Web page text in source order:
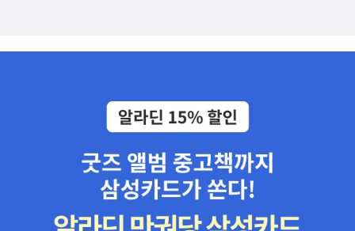
에 대해 심오하고도 세속적인 접근을 통해 다양한 논쟁거리를 제공해
온 저자의 신작. 한때 승려였고 이제는 재가불자이자 수행자로서 불
교와 붓다에 대해 늘 탁월하고 대담한 발언을 해온 그가 이 책에서는
역사적 붓다의 초상을 새롭게 그려내고 있다. 배철러는 붓다 사후 그
제자들이 편찬한 중요한 불교 설법 모음집인 팔리 경전을 근거로 근
본적으로 새로운 방식으로 삶을 바라본 인간 붓다를 우리에게 보여준